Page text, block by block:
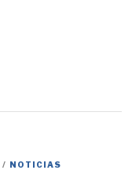
/ NOTICIAS